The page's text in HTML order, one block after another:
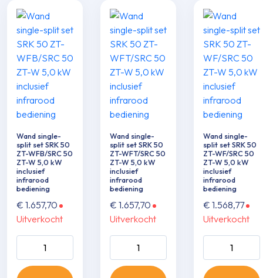
Wand single-
split set SRK 50
ZT-WFB/SRC 50
ZT-W 5,0 kW
inclusief
infrarood
bediening
€ 1.657,70
Uitverkocht
WFB/SRC 50 ZT-
Wand single-
split set SRK 50
ZT-WFT/SRC 50
ZT-W 5,0 kW
inclusief
infrarood
bediening
€ 1.657,70
Uitverkocht
WFT/SRC 50 ZT-
Wand single-
split set SRK 50
ZT-WF/SRC 50
ZT-W 5,0 kW
inclusief
infrarood
bediening
€ 1.568,77
Uitverkocht
WF/SRC 50